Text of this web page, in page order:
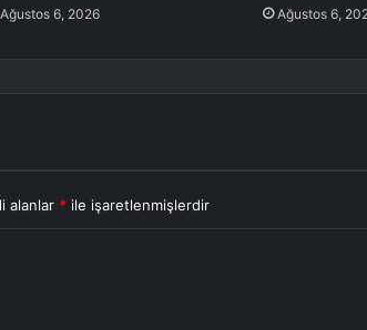
Ağustos 6, 2026 Ağustos 6,
alanlar * ile işaretlenmişlerdir